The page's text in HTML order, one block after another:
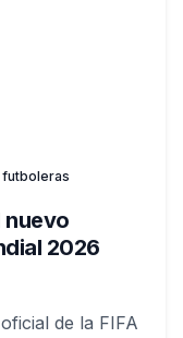
nuevo
2026
de la FIFA